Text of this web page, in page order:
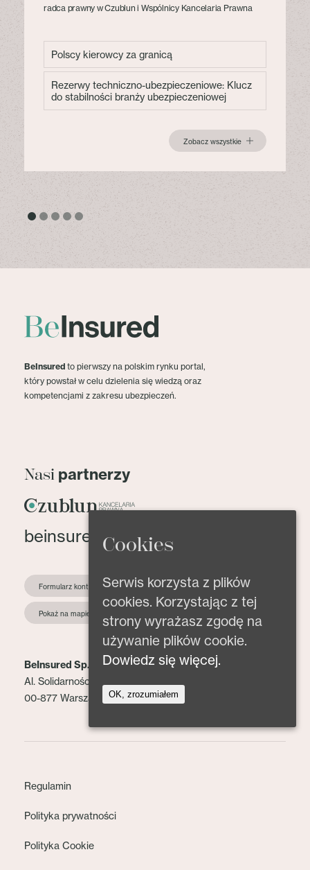
radca prawny w Czublun i Wspólnicy Kancelaria Prawna
Polscy kierowcy za granicą
Rezerwy techniczno-ubezpieczeniowe: Klucz
do stabilności branży ubezpieczeniowej
Zobacz wszystkie
BeInsured to pierwszy na polskim rynku portal,
który powstał w celu dzielenia się wiedzą oraz
kompetencjami z zakresu ubezpieczeń.
Nasi partnerzy
beinsured@beinsured.pl
Formularz kontaktowy
Pokaż na mapie
BeInsured Sp. z o.o.
Al. Solidarności 153 lok. 2
00-877 Warszawa
Regulamin
Polityka prywatności
Polityka Cookie
Cookies
Serwis korzysta z plików
cookies. Korzystając z tej
strony wyrażasz zgodę na
używanie plików cookie.
Dowiedz się więcej.
OK, zrozumiałem